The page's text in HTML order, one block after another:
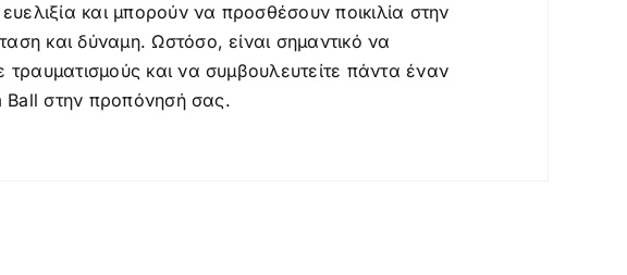
και μπορούν να προσθέσουν ποικιλία στην
και δύναμη. Ωστόσο, είναι σημαντικό να
και να συμβουλευτείτε πάντα έναν
Ball στην προπόνησή σας.